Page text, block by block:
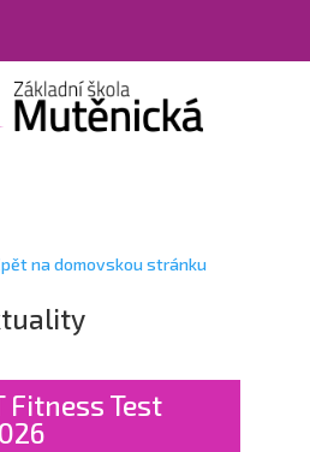
na domovskou stránku
Fitness Test